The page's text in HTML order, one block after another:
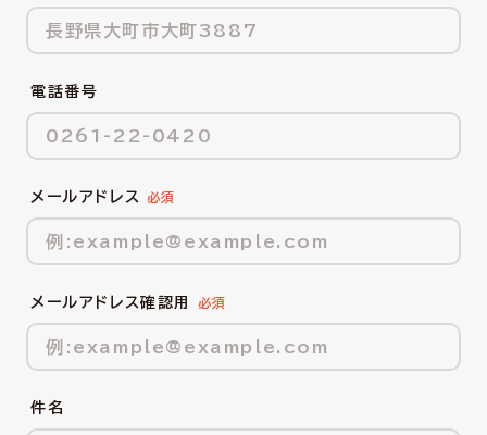
電話番号
メールアドレス
メールアドレス確認用
件名